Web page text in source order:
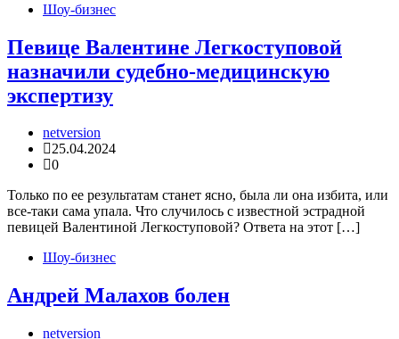
Шоу-бизнес
Певице Валентине Легкоступовой
назначили судебно-медицинскую
экспертизу
netversion
25.04.2024
0
Только по ее результатам станет ясно, была ли она избита, или
все-таки сама упала. Что случилось с известной эстрадной
певицей Валентиной Легкоступовой? Ответа на этот […]
Шоу-бизнес
Андрей Малахов болен
netversion